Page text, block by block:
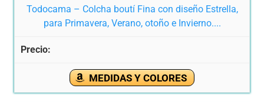
Todocama – Colcha boutí Fina con diseño Estrella,
para Primavera, Verano, otoño e Invierno....
MEDIDAS Y COLORES